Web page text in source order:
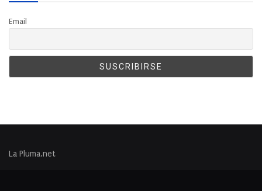
Email
La Pluma.net